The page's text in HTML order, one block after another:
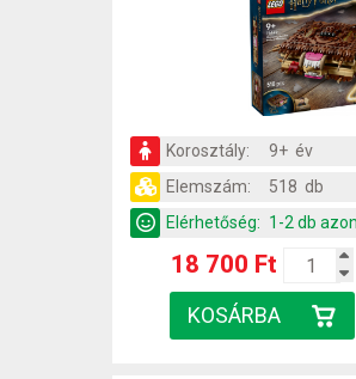
Korosztály:
9+ év
Elemszám:
518 db
Elérhetőség: 1-2 db
18 700 Ft